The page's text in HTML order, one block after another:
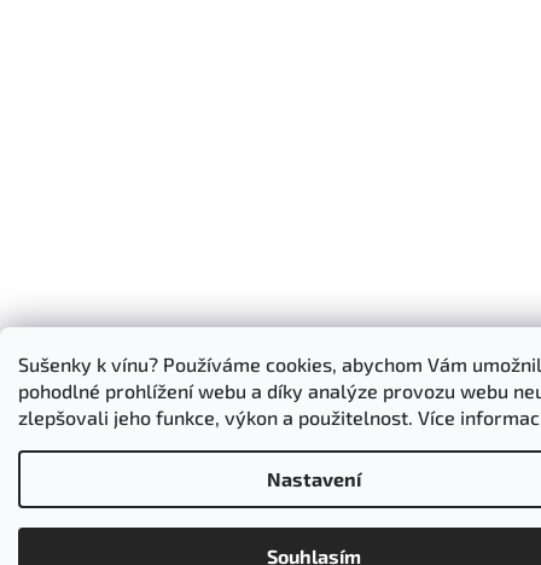
Sušenky k vínu? Používáme cookies, abychom Vám
pohodlné prohlížení webu a díky analýze provozu webu
zlepšovali jeho funkce, výkon a použitelnost. Více
Nastavení
Souhlasím